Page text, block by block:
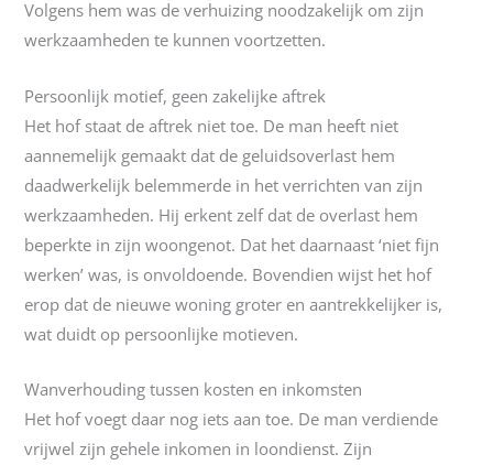
Volgens hem was de verhuizing noodzakelijk om zijn
werkzaamheden te kunnen voortzetten.
Persoonlijk motief, geen zakelijke aftrek
Het hof staat de aftrek niet toe. De man heeft niet
aannemelijk gemaakt dat de geluidsoverlast hem
daadwerkelijk belemmerde in het verrichten van zijn
werkzaamheden. Hij erkent zelf dat de overlast hem
beperkte in zijn woongenot. Dat het daarnaast ‘niet fijn
werken’ was, is onvoldoende. Bovendien wijst het hof
erop dat de nieuwe woning groter en aantrekkelijker is,
wat duidt op persoonlijke motieven.
Wanverhouding tussen kosten en inkomsten
Het hof voegt daar nog iets aan toe. De man verdiende
vrijwel zijn gehele inkomen in loondienst. Zijn